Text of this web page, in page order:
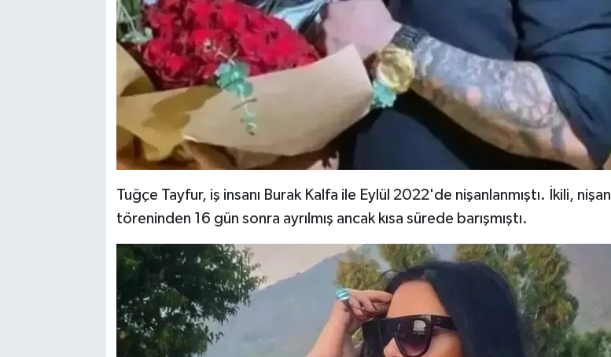
Tuğçe Tayfur, iş insanı Burak Kalfa ile Eylül 2022'de nişanlanmıştı. İkili, nişan
töreninden 16 gün sonra ayrılmış ancak kısa sürede barışmıştı.